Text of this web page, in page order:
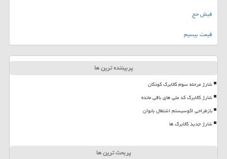
فیش حج
قیمت بیسیم
پربیننده ترین ها
شارژ مرحله سوم کالابرگ کودکان
شارژ کالابرگ کد ملی های باقی مانده
بازطراحی اکوسیستم اشتغال بانوان
شارژ جدید کالابرگ ها
پربحث ترین ها